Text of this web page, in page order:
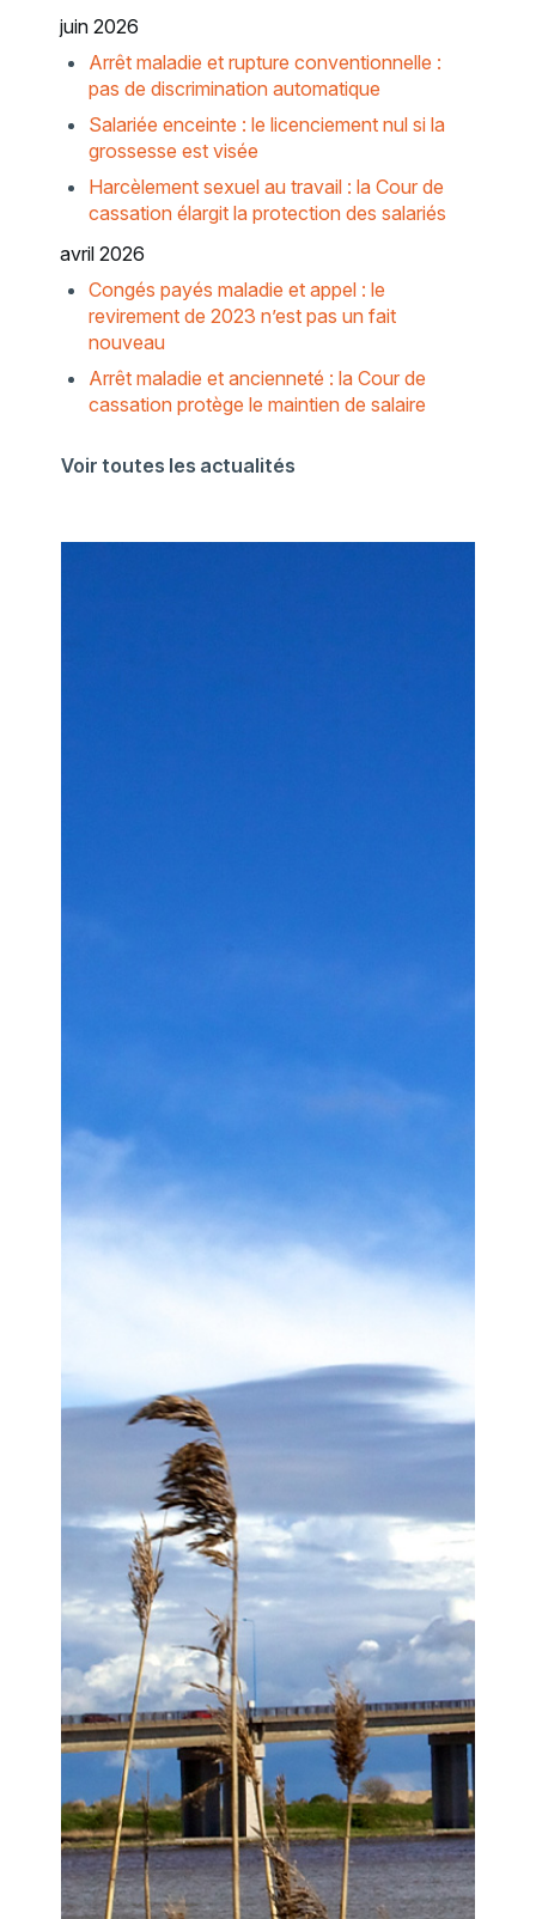
juin 2026
Arrêt maladie et rupture conventionnelle :
pas de discrimination automatique
Salariée enceinte : le licenciement nul si la
grossesse est visée
Harcèlement sexuel au travail : la Cour de
cassation élargit la protection des salariés
avril 2026
Congés payés maladie et appel : le
revirement de 2023 n’est pas un fait
nouveau
Arrêt maladie et ancienneté : la Cour de
cassation protège le maintien de salaire
Voir toutes les actualités